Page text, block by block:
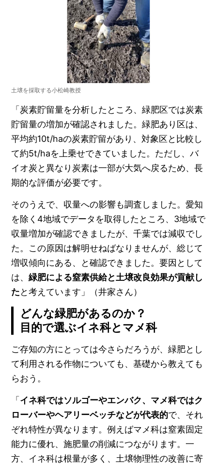
土壌を採取する小松崎教授
「炭素貯留量を分析したところ、緑肥区では炭素
貯留量の増加が確認されました。緑肥あり区は、
平均約10t/haの炭素貯留があり、対象区と比較し
て約5t/haを上乗せできていました。ただし、バ
イオ炭と異なり炭素は一部が大気へ戻るため、長
期的な評価が必要です。
そのうえで、収量への影響も調査しました。愛知
を除く4地域でデータを取得したところ、3地域で
収量増加が確認できましたが、千葉では減収でし
た。この原因は解明せねばなりませんが、総じて
増収傾向にある、と確認できました。要因として
は、緑肥による窒素供給と土壌改良効果が貢献し
たと考えています」（井家さん）
どんな緑肥があるのか？
目的で選ぶイネ科とマメ科
ご存知の方にとっては今さらだろうが、緑肥とし
て利用される作物についても、基礎から教えても
らおう。
「イネ科ではソルゴーやエンバク、マメ科ではク
ローバーやヘアリーベッチなどが代表的で、それ
ぞれ特性が異なります。例えばマメ科は窒素固定
能力に優れ、施肥量の削減につながります。一
方、イネ科は根量が多く、土壌物理性の改善に寄